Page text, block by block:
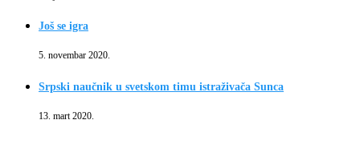
Još se igra
5. novembar 2020.
Srpski naučnik u svetskom timu istraživača Sunca
13. mart 2020.